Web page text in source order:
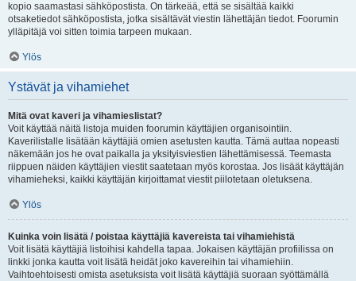
kopio saamastasi sähköpostista. On tärkeää, että se sisältää kaikki
otsaketiedot sähköpostista, jotka sisältävät viestin lähettäjän tiedot. Foorumin
ylläpitäjä voi sitten toimia tarpeen mukaan.
Ylös
Ystävät ja vihamiehet
Mitä ovat kaveri ja vihamieslistat?
Voit käyttää näitä listoja muiden foorumin käyttäjien organisointiin.
Kaverilistalle lisätään käyttäjiä omien asetusten kautta. Tämä auttaa nopeasti
näkemään jos he ovat paikalla ja yksityisviestien lähettämisessä. Teemasta
riippuen näiden käyttäjien viestit saatetaan myös korostaa. Jos lisäät käyttäjän
vihamieheksi, kaikki käyttäjän kirjoittamat viestit piilotetaan oletuksena.
Ylös
Kuinka voin lisätä / poistaa käyttäjiä kavereista tai vihamiehistä
Voit lisätä käyttäjiä listoihisi kahdella tapaa. Jokaisen käyttäjän profiilissa on
linkki jonka kautta voit lisätä heidät joko kavereihin tai vihamiehiin.
Vaihtoehtoisesti omista asetuksista voit lisätä käyttäjiä suoraan syöttämällä